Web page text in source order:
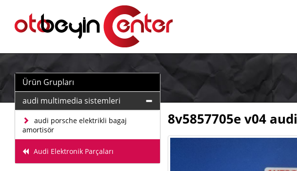
Ürün Grupları
audi multimedia sistemleri
audi porsche elektrikli bagaj
amortisör
Audi Elektronik Parçaları
8v5857705e v04